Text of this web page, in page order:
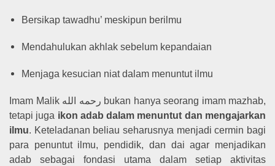
Bersikap tawadhu’ meskipun berilmu
Mendahulukan akhlak sebelum kepandaian
Menjaga kesucian niat dalam menuntut ilmu
Imam Malik رحمه الله bukan hanya seorang imam mazhab,
tetapi juga ikon adab dalam menuntut dan mengajarkan
ilmu. Keteladanan beliau seharusnya menjadi cermin bagi
para penuntut ilmu, pendidik, dan dai agar menjadikan
adab sebagai fondasi utama dalam setiap aktivitas